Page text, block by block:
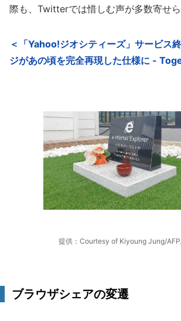
際も、Twitterでは惜しむ声が多数寄せら
＜「Yahoo!ジオシティーズ」サービス
ジがあの頃を完全再現した仕様に -
提供：Courtesy of Kiyoung Jung/
ブラウザシェアの変遷